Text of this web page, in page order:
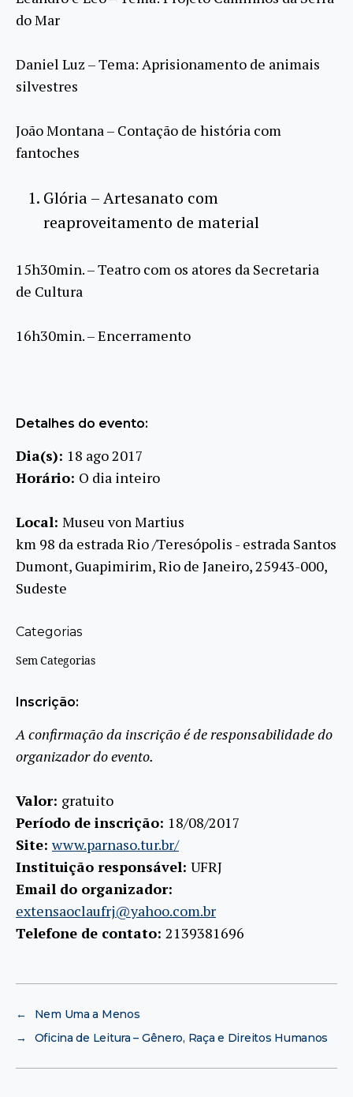
do Mar
Daniel Luz – Tema: Aprisionamento de animais
silvestres
João Montana – Contação de história com
fantoches
Glória – Artesanato com
reaproveitamento de material
15h30min. – Teatro com os atores da Secretaria
de Cultura
16h30min. – Encerramento
Detalhes do evento:
Dia(s): 18 ago 2017
Horário: O dia inteiro
Local: Museu von Martius
km 98 da estrada Rio /Teresópolis - estrada Santos
Dumont, Guapimirim, Rio de Janeiro, 25943-000,
Sudeste
Categorias
Sem Categorias
Inscrição:
A confirmação da inscrição é de responsabilidade do
organizador do evento.
Valor: gratuito
Período de inscrição: 18/08/2017
Site:www.parnaso.tur.br/
Instituição responsável: UFRJ
Email do organizador:
extensaoclaufrj@yahoo.com.br
Telefone de contato: 2139381696
←
Nem Uma a Menos
→
Oficina de Leitura – Gênero, Raça e Direitos Humanos